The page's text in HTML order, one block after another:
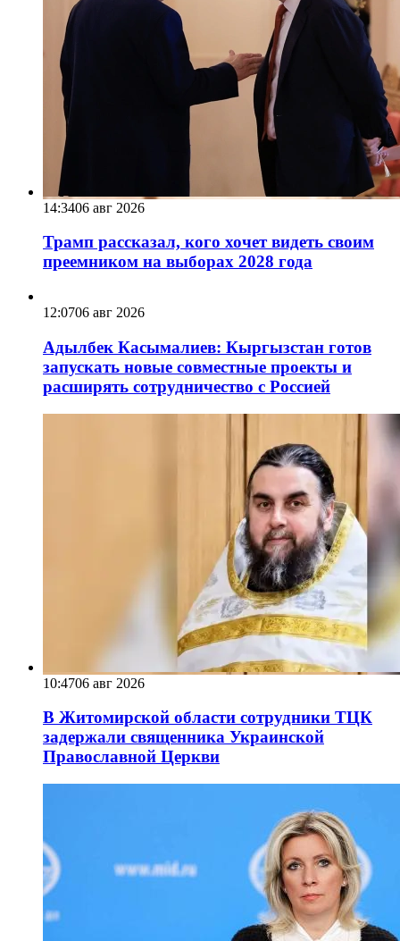
14:3406 авг 2026
Трамп рассказал, кого хочет видеть своим
преемником на выборах 2028 года
12:0706 авг 2026
Адылбек Касымалиев: Кыргызстан готов
запускать новые совместные проекты и
расширять сотрудничество с Россией
10:4706 авг 2026
В Житомирской области сотрудники ТЦК
задержали священника Украинской
Православной Церкви